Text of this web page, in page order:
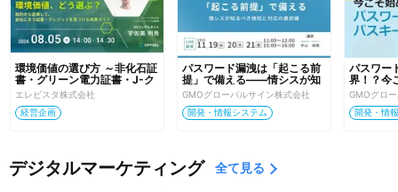
環境価値の選び方 ～非化石証
書・グリーン電力証書・J-ク
レジットの違いと選定フロー
エレビスタ株式会社
経営企画
パスワード漏洩は「起こる前
提」で備える――情シスが知
るべき検知と対応の最前線
GMOグローバルサイン株式会社
開発・情報システム
パスワー
界！？今
ドレスと
GMOグロ
開発・情
デジタルマーケティング 全て見る